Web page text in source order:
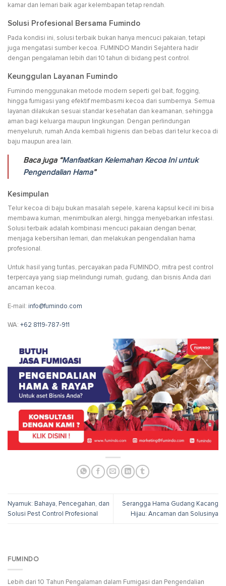
kamar dan lemari baik agar kelembapan tetap rendah.
Solusi Profesional Bersama Fumindo
Pada kondisi ini, solusi terbaik bukan hanya mencuci pakaian, tetapi
juga mengatasi sumber kecoa. FUMINDO Mandiri Sejahtera hadir
dengan pengalaman lebih dari 10 tahun di bidang pest control.
Keunggulan Layanan Fumindo
Fumindo menggunakan metode modern seperti gel bait, fogging,
hingga fumigasi yang efektif membasmi kecoa dari sumbernya. Semua
layanan dilakukan sesuai standar kesehatan dan keamanan, sehingga
aman bagi keluarga maupun lingkungan. Dengan perlindungan
menyeluruh, rumah Anda kembali higienis dan bebas dari telur kecoa di
baju maupun area lain.
Baca juga “Manfaatkan Kelemahan Kecoa Ini untuk
Pengendalian Hama”
Kesimpulan
Telur kecoa di baju bukan masalah sepele, karena kapsul kecil ini bisa
membawa kuman, menimbulkan alergi, hingga menyebarkan infestasi.
Solusi terbaik adalah kombinasi mencuci pakaian dengan benar,
menjaga kebersihan lemari, dan melakukan pengendalian hama
profesional.
Untuk hasil yang tuntas, percayakan pada FUMINDO, mitra pest control
terpercaya yang siap melindungi rumah, gudang, dan bisnis Anda dari
ancaman kecoa.
E-mail: info@fumindo.com
WA: +62 8119-787-911
Nyamuk: Bahaya, Pencegahan, dan
Solusi Pest Control Profesional
Serangga Hama Gudang Kacang
Hijau: Ancaman dan Solusinya
FUMINDO
Lebih dari 10 Tahun Pengalaman dalam Fumigasi dan Pengendalian